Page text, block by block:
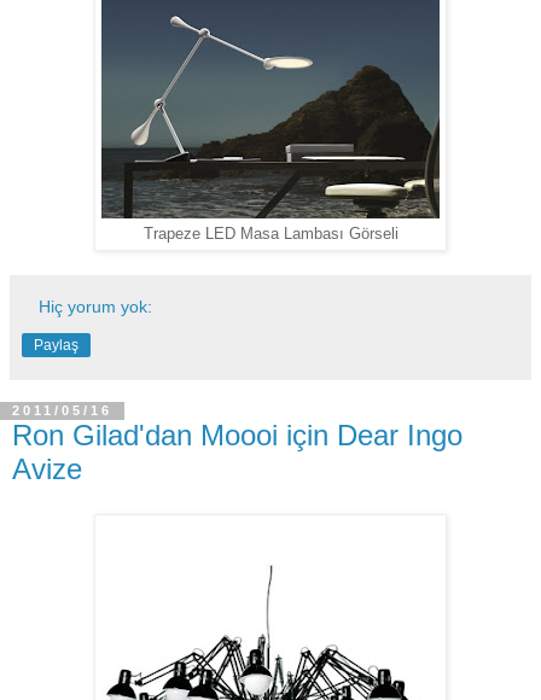
Trapeze LED Masa Lambası Görseli
Hiç yorum yok:
Paylaş
2011/05/16
Ron Gilad'dan Moooi için Dear Ingo
Avize